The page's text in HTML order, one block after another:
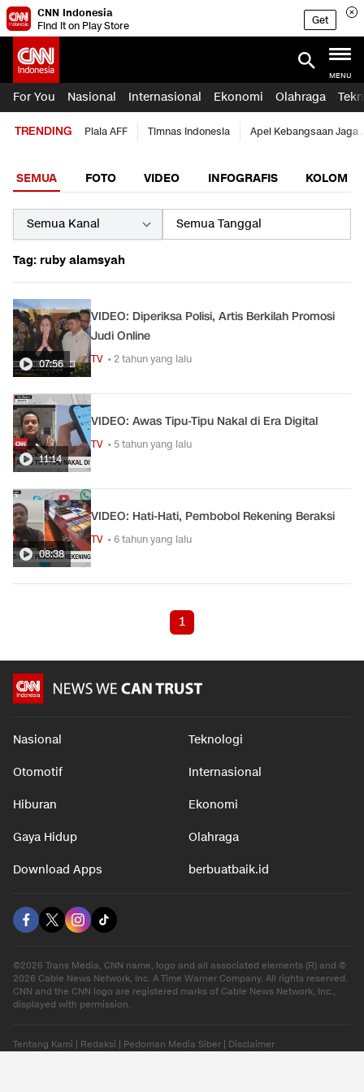
CNN Indonesia
Find it on Play Store
Get
MENU
For You Nasional Internasional Ekonomi Olahraga
TRENDING Piala AFF Timnas Indonesia Apel Kebangsaan Jaga
SEMUA FOTO VIDEO INFOGRAFIS KOLOM
Tag: ruby alamsyah
07:56
VIDEO: Diperiksa Polisi, Artis Berkilah Promosi
Judi Online
TV • 2 tahun yang lalu
11:14
VIDEO: Awas Tipu-Tipu Nakal di Era Digital
TV • 5 tahun yang lalu
08:38
VIDEO: Hati-Hati, Pembobol Rekening Beraksi
TV • 6 tahun yang lalu
1
Nasional Teknologi
Otomotif Internasional
Hiburan Ekonomi
Gaya Hidup Olahraga
Download Apps berbuatbaik.id
©2026 Trans Media, CNN name, logo and all associated elements (R) and ©
2026 Cable News Network, Inc. A Time Warner Company. All rights reserved.
CNN and the CNN logo are registered marks of Cable News Network, Inc.,
displayed with permission.
Tentang Kami Redaksi Pedoman Media Siber Disclaimer